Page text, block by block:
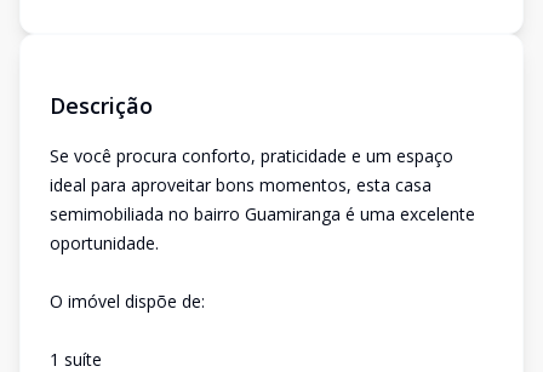
Descrição
Se você procura conforto, praticidade e um espaço
ideal para aproveitar bons momentos, esta casa
semimobiliada no bairro Guamiranga é uma excelente
oportunidade.
O imóvel dispõe de:
1 suíte